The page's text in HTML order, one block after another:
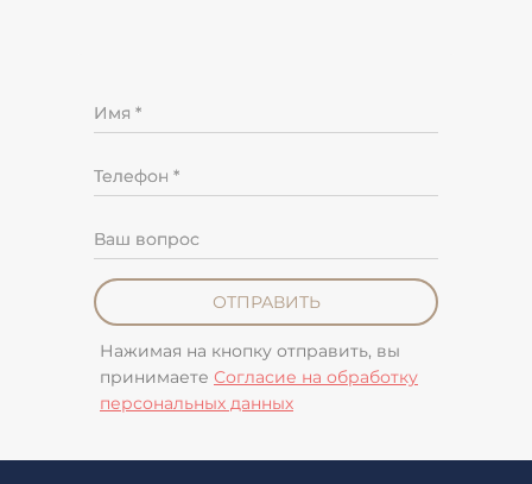
Имя *
Телефон *
Ваш вопрос
ОТПРАВИТЬ
Нажимая на кнопку отправить, вы
принимаете Согласие на обработку
персональных данных